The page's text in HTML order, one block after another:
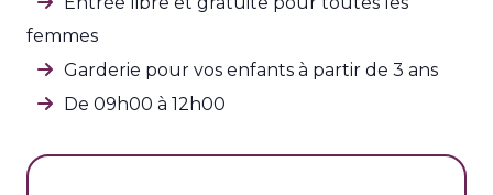
femmes
Garderie pour vos enfants à partir de 3 ans
De 09h00 à 12h00